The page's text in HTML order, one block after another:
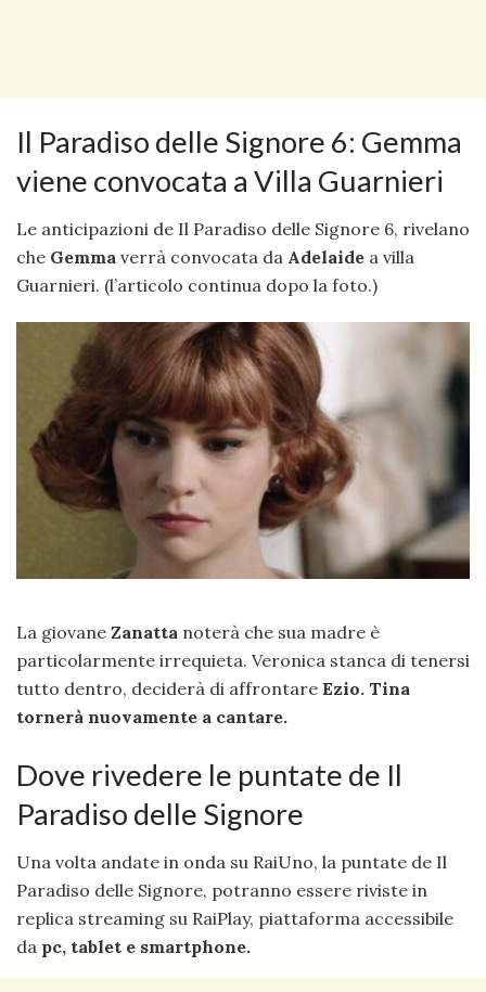
Il Paradiso delle Signore 6: Gemma
viene convocata a Villa Guarnieri
Le anticipazioni de Il Paradiso delle Signore 6, rivelano
che Gemma verrà convocata da Adelaide a villa
Guarnieri. (l’articolo continua dopo la foto.)
La giovane Zanatta noterà che sua madre è
particolarmente irrequieta. Veronica stanca di tenersi
tutto dentro, deciderà di affrontare Ezio. Tina
tornerà nuovamente a cantare.
Dove rivedere le puntate de Il
Paradiso delle Signore
Una volta andate in onda su RaiUno, la puntate de Il
Paradiso delle Signore, potranno essere riviste in
replica streaming su RaiPlay, piattaforma accessibile
da pc, tablet e smartphone.